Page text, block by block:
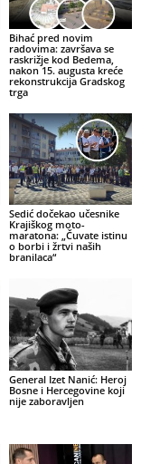
Bihać pred novim
radovima: završava se
raskrižje kod Bedema,
nakon 15. augusta kreće
rekonstrukcija Gradskog
trga
Sedić dočekao učesnike
Krajiškog moto-
maratona: „Čuvate istinu
o borbi i žrtvi naših
branilaca“
General Izet Nanić: Heroj
Bosne i Hercegovine koji
nije zaboravljen